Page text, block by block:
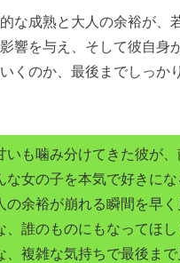
な成熟と大人の余裕が、
響を与え、そして彼自身
くのか、 最後までしっか
いも噛み分けてきた彼が
な女の子を本気で好きに
の余裕が崩れる瞬間を早く
、誰のものにもなってほし
、複雑な気持ちで最後まで